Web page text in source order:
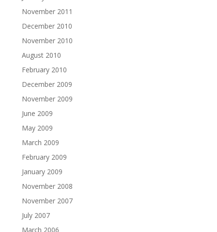
November 2011
December 2010
November 2010
August 2010
February 2010
December 2009
November 2009
June 2009
May 2009
March 2009
February 2009
January 2009
November 2008
November 2007
July 2007
March 2006